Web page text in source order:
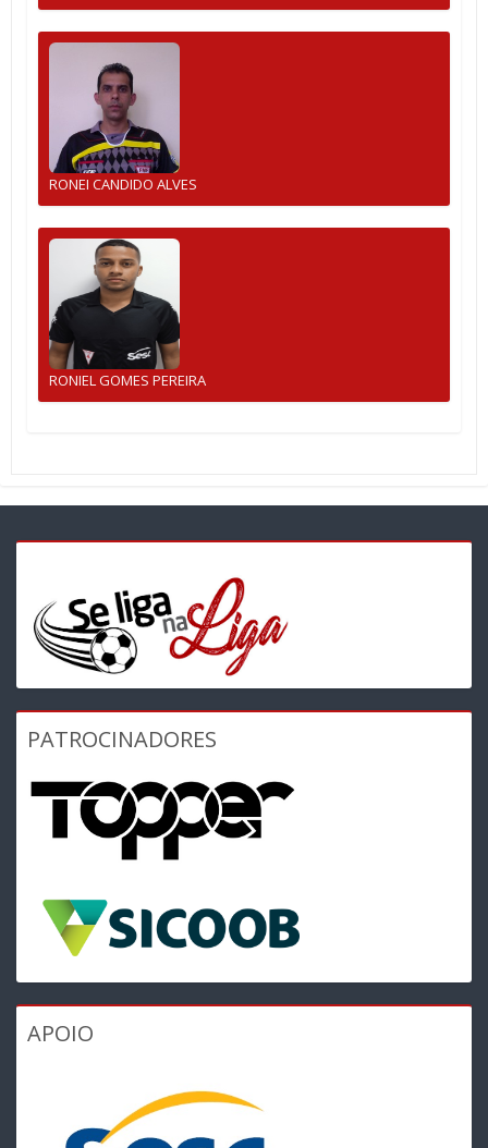
RONEI CANDIDO ALVES
RONIEL GOMES PEREIRA
PATROCINADORES
APOIO